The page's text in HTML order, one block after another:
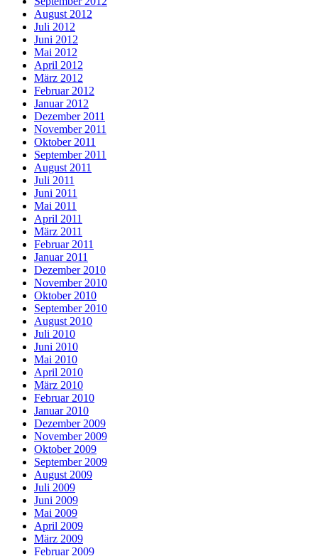
August 2012
Juli 2012
Juni 2012
Mai 2012
April 2012
März 2012
Februar 2012
Januar 2012
Dezember 2011
November 2011
Oktober 2011
September 2011
August 2011
Juli 2011
Juni 2011
Mai 2011
April 2011
März 2011
Februar 2011
Januar 2011
Dezember 2010
November 2010
Oktober 2010
September 2010
August 2010
Juli 2010
Juni 2010
Mai 2010
April 2010
März 2010
Februar 2010
Januar 2010
Dezember 2009
November 2009
Oktober 2009
September 2009
August 2009
Juli 2009
Juni 2009
Mai 2009
April 2009
März 2009
Februar 2009